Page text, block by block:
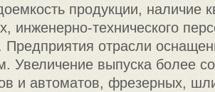
продукции, наличие
инженерно-технического
Предприятия отрасли
Увеличение выпуска более
и автоматов, фрезерных,